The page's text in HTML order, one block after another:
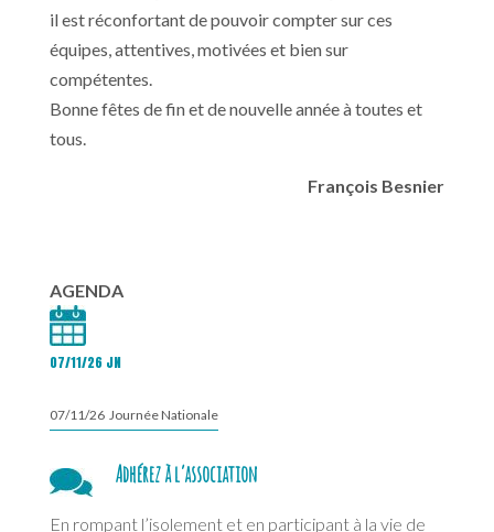
il est réconfortant de pouvoir compter sur ces
équipes, attentives, motivées et bien sur
compétentes.
Bonne fêtes de fin et de nouvelle année à toutes et
tous.
François Besnier
AGENDA
07/11/26 JN
07/11/26 Journée Nationale
Adhérez à l’association
En rompant l’isolement et en participant à la vie de